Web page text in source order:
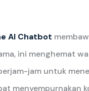
AI Chatbot
ini menghemat
jam untuk
menyempurnakan